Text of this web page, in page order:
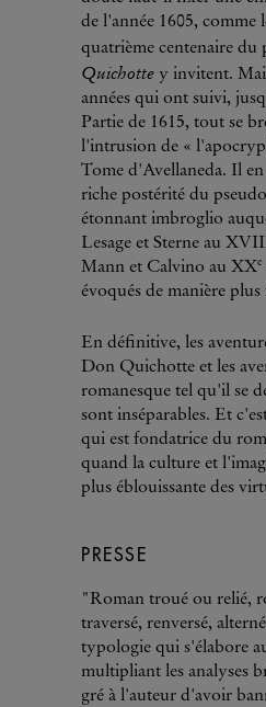
de l'année 1605, comme
quatrième centenaire du
Quichotte y invitent.
années qui ont suivi,
Partie de 1615, tout se
l'intrusion de «
Tome d'Avellaneda. Il
riche postérité du
étonnant imbroglio
Lesage et Sterne au
Mann et Calvino au XXe
évoqués de manière
En définitive, les
Don Quichotte et les
romanesque tel qu'il se
sont inséparables. Et
qui est fondatrice du
quand la culture et
plus éblouissante des
PRESSE
"Roman troué ou relié,
traversé, renversé,
typologie qui s'élabore
multipliant les analyses
gré à l'auteur d'avoir